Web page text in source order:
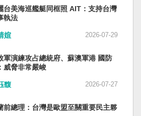
是反映習近平的穩定還是不
為資深時事評論員）
問題。漢字文化圈的國家台灣
下來的風貌，如果吸引中國人
或台灣新住民、新國民，而不
個小而美的民主國家，不必在
育被教導成一個虛構的大國，
八事件的美國副領事葛超智
的美麗島嶼群落，中央山脈南
環抱，是島嶼國度不是大陸國
年生活累積的情感依靠。離開
是重大心理挑戰。如果避難場
或公共禮堂，提供基本收容功
然可能對撤離有所抗拒。 因
只是「把人帶離危險區域」，
信「離開家後仍能受到妥善照
括降溫設備、電力備援、醫療
質。 在重大災害應變中，台灣
台美海巡艦艇同框照 AIT：支持台灣
執法
媗 2026-07-29
軍演練攻占總統府、蘇澳軍港 國防
威脅非常嚴峻
馥 2026-07-27
前總理：台灣是歐盟至關重要民主夥